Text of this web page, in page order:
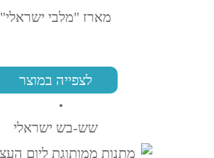
מארז "מלבי ישראלי"
לצפייה במוצר
שש-בש ישראלי